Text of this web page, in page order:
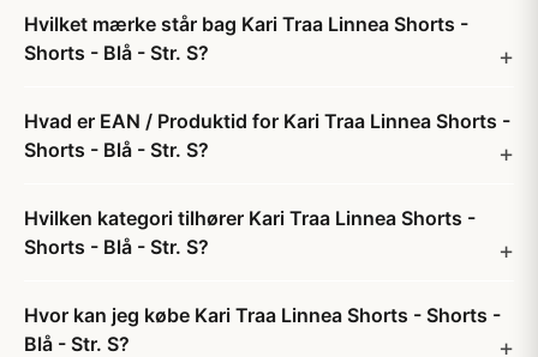
Hvilket mærke står bag Kari Traa Linnea Shorts -
Shorts - Blå - Str. S?
Hvad er EAN / Produktid for Kari Traa Linnea Shorts -
Shorts - Blå - Str. S?
Hvilken kategori tilhører Kari Traa Linnea Shorts -
Shorts - Blå - Str. S?
Hvor kan jeg købe Kari Traa Linnea Shorts - Shorts -
Blå - Str. S?